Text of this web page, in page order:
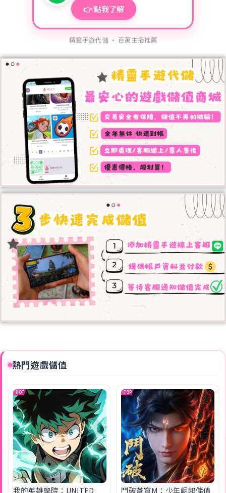
👉 點我了解
精靈手遊代儲 · 百萬主播推薦
熱門遊戲儲值
HOT
我的英雄學院：UNITED
TOP
鬥破蒼穹M：少年崛起儲值